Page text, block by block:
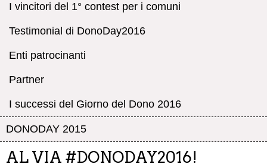
I vincitori del 1° contest per i comuni
Testimonial di DonoDay2016
Enti patrocinanti
Partner
I successi del Giorno del Dono 2016
DONODAY 2015
AL VIA #DONODAY2016!